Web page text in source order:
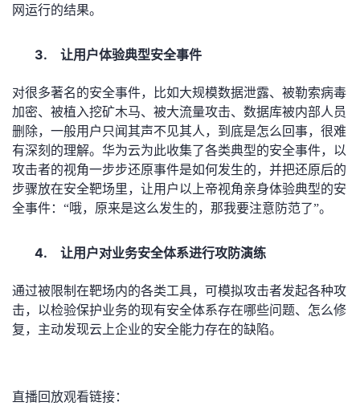
堂
我
的
课
程
我
的
认
证
我
的
实
验
我
的
收
藏
我
的
技
术
支
持
我
的
云
声
建
网运行的结果。
3. 让用户体验典型安全事件
对很多著名的安全事件，比如大规模数据泄露、被勒索病毒
加密、被植入挖矿木马、被大流量攻击、数据库被内部人员
删除，一般用户只闻其声不见其人，到底是怎么回事，很难
有深刻的理解。华为云为此收集了各类典型的安全事件，以
攻击者的视角一步步还原事件是如何发生的，并把还原后的
步骤放在安全靶场里，让用户以上帝视角亲身体验典型的安
全事件：“哦，原来是这么发生的，那我要注意防范了”。
4. 让用户对业务安全体系进行攻防演练
通过被限制在靶场内的各类工具，可模拟攻击者发起各种攻
击，以检验保护业务的现有安全体系存在哪些问题、怎么修
复，主动发现云上企业的安全能力存在的缺陷。
直播回放观看链接：